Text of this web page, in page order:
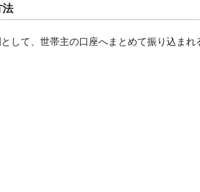
法
として、世帯主の口座へまとめて振り込まれ